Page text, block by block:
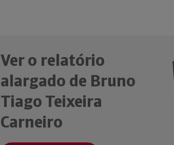
Ver o relatório
alargado de Bruno
Tiago Teixeira
Carneiro